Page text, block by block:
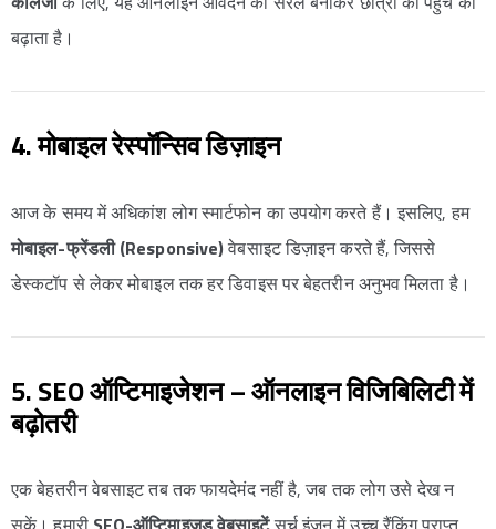
बढ़ाता है।
4. मोबाइल रेस्पॉन्सिव डिज़ाइन
आज के समय में अधिकांश लोग स्मार्टफोन का उपयोग करते हैं। इसलिए, हम
मोबाइल-फ्रेंडली (Responsive)वेबसाइट डिज़ाइन करते हैं, जिससे
डेस्कटॉप से लेकर मोबाइल तक हर डिवाइस पर बेहतरीन अनुभव मिलता है।
5. SEO ऑप्टिमाइजेशन – ऑनलाइन विजिबिलिटी में
बढ़ोतरी
एक बेहतरीन वेबसाइट तब तक फायदेमंद नहीं है, जब तक लोग उसे देख न